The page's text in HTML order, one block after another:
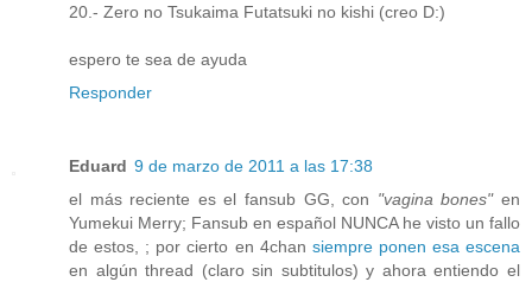
20.- Zero no Tsukaima Futatsuki no kishi (creo D:)
espero te sea de ayuda
Responder
Eduard 9 de marzo de 2011 a las 17:38
el más reciente es el fansub GG, con "vagina bones"en
Yumekui Merry; Fansub en español NUNCA he visto un fallo
de estos, ; por cierto en 4chan siempre ponen esa escena
en algún thread (claro sin subtitulos) y ahora entiendo el